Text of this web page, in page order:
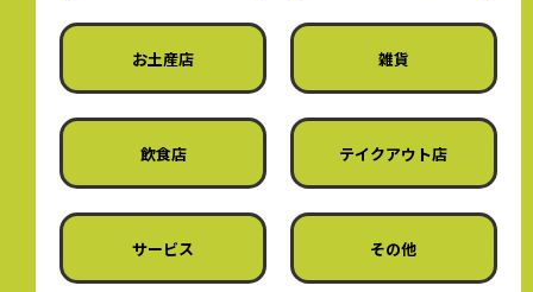
お土産店 雑貨
飲食店 テイクアウト店
サービス その他